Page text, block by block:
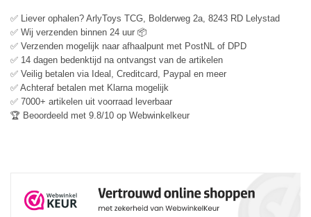
✅ Liever ophalen? ArlyToys TCG, Bolderweg 2a, 8243 RD Lelystad
✅ Wij verzenden binnen 24 uur 📦
✅ Verzenden mogelijk naar afhaalpunt met PostNL of DPD
✅ 14 dagen bedenktijd na ontvangst van de artikelen
✅ Veilig betalen via Ideal, Creditcard, Paypal en meer
✅ Achteraf betalen met Klarna mogelijk
✅ 7000+ artikelen uit voorraad leverbaar
🏆 Beoordeeld met 9.8/10 op Webwinkelkeur